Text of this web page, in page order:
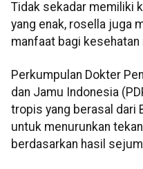
Tidak sekadar memiliki
yang enak, rosella juga
manfaat bagi kesehatan
Perkumpulan Dokter
dan Jamu Indonesia
tropis yang berasal dari
untuk menurunkan
berdasarkan hasil